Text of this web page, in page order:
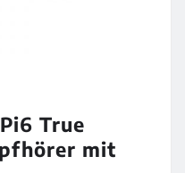
True
mit